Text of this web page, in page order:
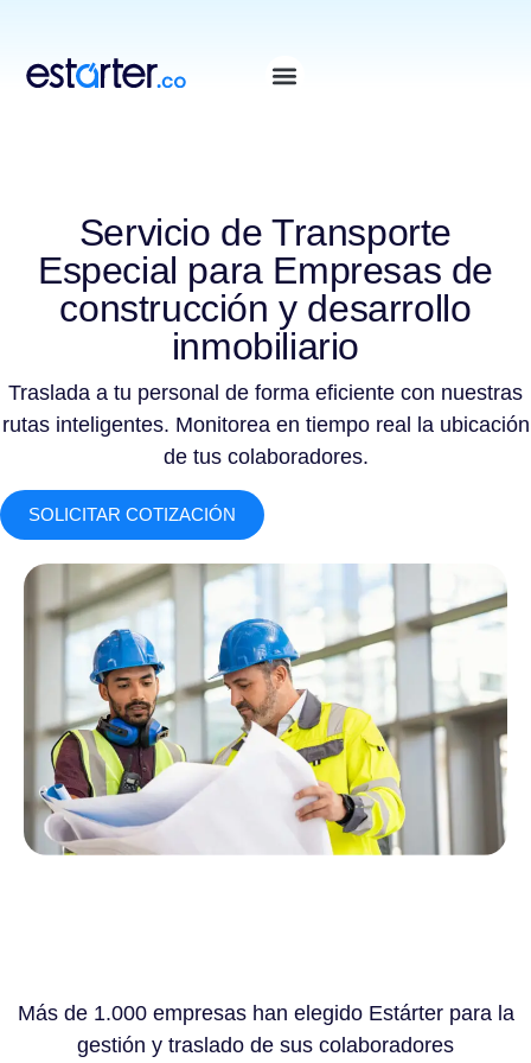
Servicio de Transporte
Especial para Empresas de
construcción y desarrollo
inmobiliario
Traslada a tu personal de forma eficiente con nuestras
rutas inteligentes. Monitorea en tiempo real la ubicación
de tus colaboradores.
SOLICITAR COTIZACIÓN
Más de 1.000 empresas han elegido Estárter para la
gestión y traslado de sus colaboradores